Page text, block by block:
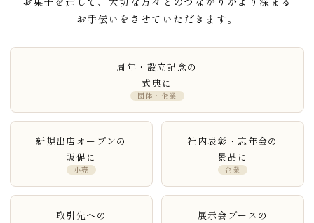
お手伝いをさせていただきます。
周年・設立記念の
式典に
団体・企業
新規出店オープンの
販促に
小売
社内表彰・忘年会の
景品に
企業
取引先への
展示会ブースの